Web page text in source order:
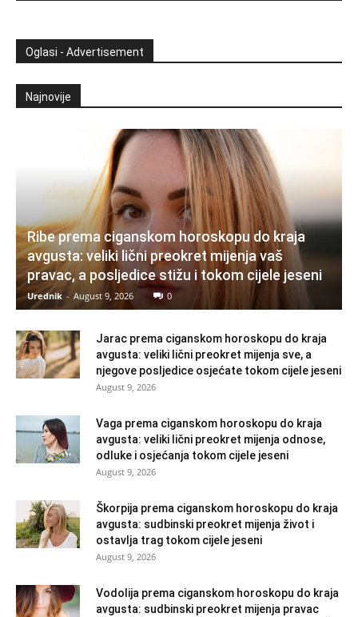
Oglasi - Advertisement
Najnovije
Ribe prema ciganskom horoskopu do kraja
avgusta: veliki lični preokret mijenja vaš
pravac, a posljedice stižu i tokom cijele jeseni
Urednik - August 9, 2026 0
Jarac prema ciganskom horoskopu do kraja
avgusta: veliki lični preokret mijenja sve, a
njegove posljedice osjećate tokom cijele jeseni
August 9, 2026
Vaga prema ciganskom horoskopu do kraja
avgusta: veliki lični preokret mijenja odnose,
odluke i osjećanja tokom cijele jeseni
August 9, 2026
Škorpija prema ciganskom horoskopu do kraja
avgusta: sudbinski preokret mijenja život i
ostavlja trag tokom cijele jeseni
August 9, 2026
Vodolija prema ciganskom horoskopu do kraja
avgusta: sudbinski preokret mijenja pravac